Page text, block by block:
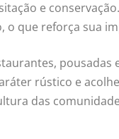
e
o que reforça sua
pousadas
rústico e
das